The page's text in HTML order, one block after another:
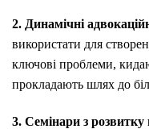
2. Динамічні
використати для
ключові проблеми,
прокладають шлях до
3. Семінари з розвитку